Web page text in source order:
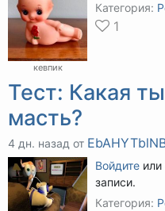
кевпик
Категория:
1
Тест: Какая
масть?
4 дн. назад от
Войдите или
записи.
Категория: